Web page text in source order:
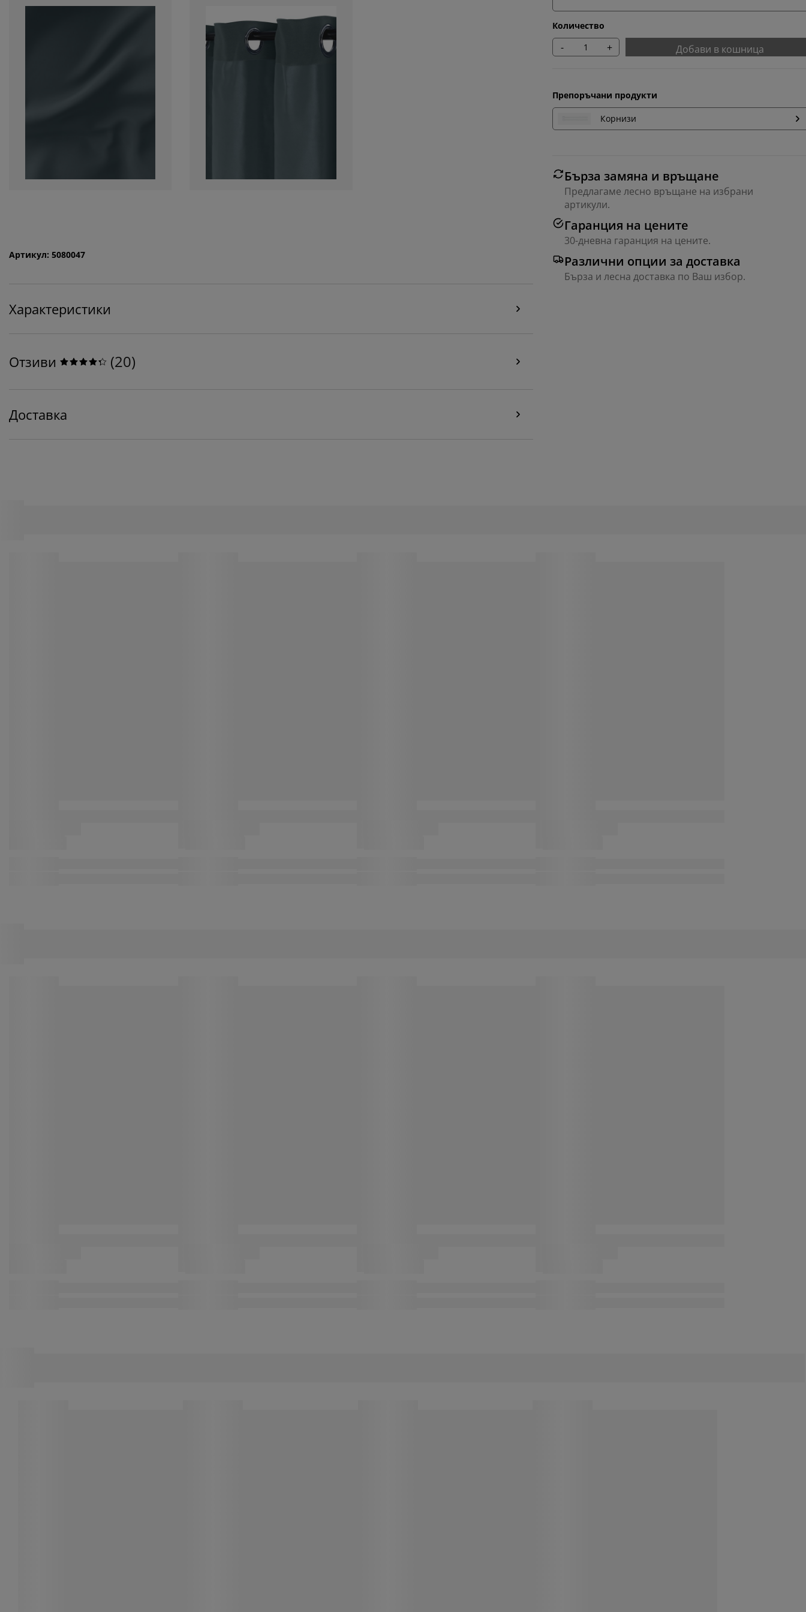
Количество
- + Добави в кошница
Препоръчани продукти
Корнизи
Бърза замяна и връщане
Предлагаме лесно връщане на избрани
артикули.
Гаранция на цените
30-дневна гаранция на цените.
Различни опции за доставка
Бърза и лесна доставка по Ваш избор.
Артикул: 5080047
Характеристики
Отзиви (20)
Доставка